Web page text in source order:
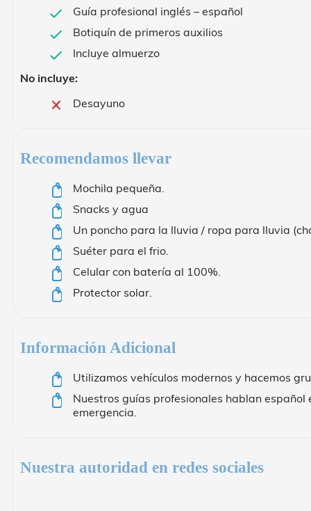
Guía profesional inglés – español
Botiquín de primeros auxilios
Incluye almuerzo
No incluye:
Desayuno
Recomendamos llevar
Mochila pequeña.
Snacks y agua
Un poncho para la lluvia / ropa para lluvia
Suéter para el frio.
Celular con batería al 100%.
Protector solar.
Información Adicional
Utilizamos vehículos modernos y hacemos
Nuestros guías profesionales hablan
emergencia.
Nuestra autoridad en redes sociales